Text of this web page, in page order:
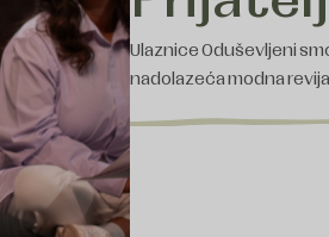
Ulaznice Oduševljeni
nadolazeća modna